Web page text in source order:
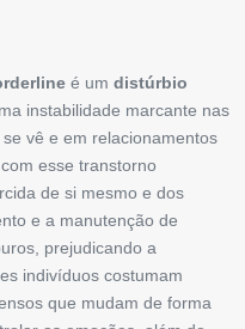
é um distúrbio
instabilidade marcante nas
vê e em relacionamentos
esse transtorno
de si mesmo e dos
e a manutenção de
prejudicando a
indivíduos costumam
que mudam de forma